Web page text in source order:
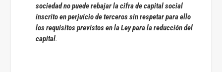
sociedad no puede rebajar la cifra de capital social
inscrito en perjuicio de terceros sin respetar para ello
los requisitos previstos en la Ley para la reducción del
capital.